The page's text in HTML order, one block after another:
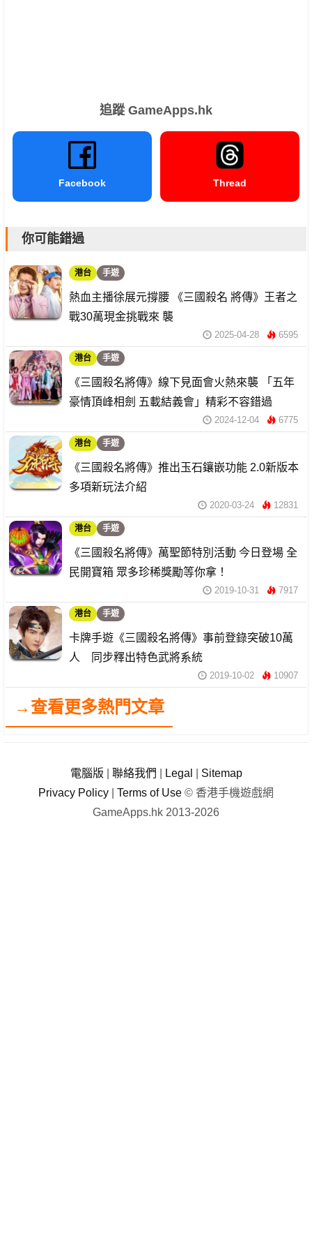
追蹤 GameApps.hk
Facebook Thread
你可能錯過
港台 手遊
熱血主播徐展元撐腰 《三國殺名 將傳》王者之
戰30萬現金挑戰來 襲
2025-04-28 6595
港台 手遊
《三國殺名將傳》線下見面會火熱來襲 「五年
豪情頂峰相劍 五載結義會」精彩不容錯過
2024-12-04 6775
港台 手遊
《三國殺名將傳》推出玉石鑲嵌功能 2.0新版本
多項新玩法介紹
2020-03-24 12831
港台 手遊
《三國殺名將傳》萬聖節特別活動 今日登場 全
民開寶箱 眾多珍稀獎勵等你拿！
2019-10-31 7917
港台 手遊
卡牌手遊《三國殺名將傳》事前登錄突破10萬
人 同步釋出特色武將系統
2019-10-02 10907
→查看更多熱門文章
電腦版 聯絡我們 Legal
Sitemap
Privacy Policy
Terms of Use © 香港手機遊戲網
GameApps.hk 2013-2026